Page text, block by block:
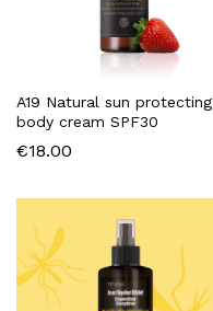
A19 Natural sun protecting
body cream SPF30
€18.00